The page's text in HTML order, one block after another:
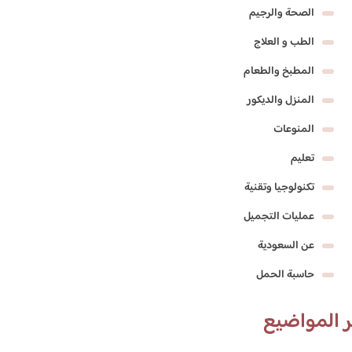
الصحة والرجيم
الطب و العلاج
المطبخ والطعام
المنزل والديكور
المنوعات
تعليم
تكنولوجيا وتقنية
عمليات التجميل
عن السعودية
حاسبة الحمل
المواضيع